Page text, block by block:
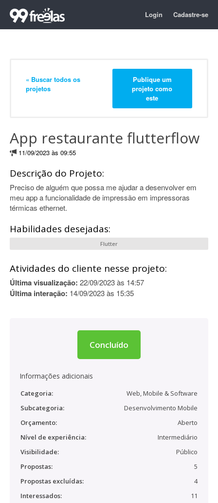
Login Cadastre-se
« Buscar todos os
projetos
Publique um
projeto como
este
App restaurante flutterflow
11/09/2023 às 09:55
Descrição do Projeto:
Preciso de alguém que possa me ajudar a desenvolver em
meu app a funcionalidade de impressão em impressoras
térmicas ethernet.
Habilidades desejadas:
Flutter
Atividades do cliente nesse projeto:
Última visualização: 22/09/2023 às 14:57
Última interação: 14/09/2023 às 15:35
Concluído
Informações adicionais
Categoria:
Web, Mobile & Software
Subcategoria:
Desenvolvimento Mobile
Orçamento:
Aberto
Nível de experiência:
Intermediário
Visibilidade:
Público
Propostas:
5
Propostas excluídas:
4
Interessados:
11